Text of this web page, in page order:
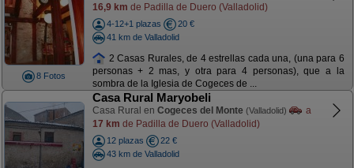
8 Fotos
16,9 km de Padilla de Duero (Valladolid)
4-12+1 plazas
20 €
41 km de Valladolid
2 Casas Rurales, de 4 estrellas cada una, (una para 6
personas + 2 mas, y otra para 4 personas), que a la
sombra de la Iglesia de Cogeces de ...
Casa Rural Maryobeli
Casa Rural en Cogeces del Monte (Valladolid)
a
17 km de Padilla de Duero (Valladolid)
12 plazas
22 €
43 km de Valladolid